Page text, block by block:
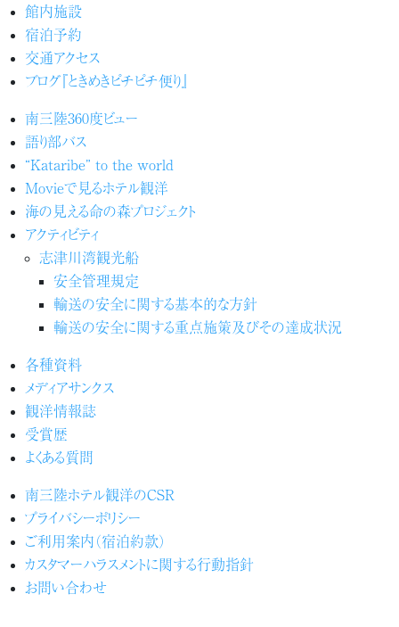
館内施設
宿泊予約
交通アクセス
ブログ『ときめきピチピチ便り』
南三陸360度ビュー
語り部バス
“Kataribe” to the world
Movieで見るホテル観洋
海の見える命の森プロジェクト
アクティビティ
志津川湾観光船
安全管理規定
輸送の安全に関する基本的な方針
輸送の安全に関する重点施策及びその達成状況
各種資料
メディアサンクス
観洋情報誌
受賞歴
よくある質問
南三陸ホテル観洋のCSR
プライバシーポリシー
ご利用案内（宿泊約款）
カスタマーハラスメントに関する行動指針
お問い合わせ